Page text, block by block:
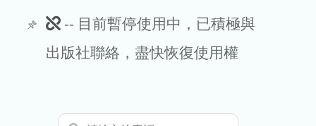
此
期
暫
-- 目前暫停使用中，已積極與
出版社聯絡，盡快恢復使用權